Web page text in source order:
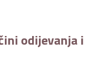
odijevanja i